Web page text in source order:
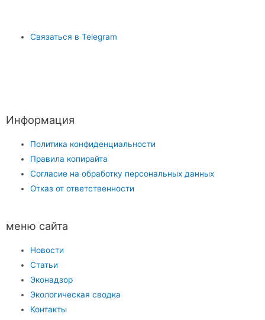
Связаться в Telegram
Информация
Политика конфиденциальности
Правила копирайта
Согласие на обработку персональных данных
Отказ от ответственности
меню сайта
Новости
Статьи
Эконадзор
Экологическая сводка
Контакты